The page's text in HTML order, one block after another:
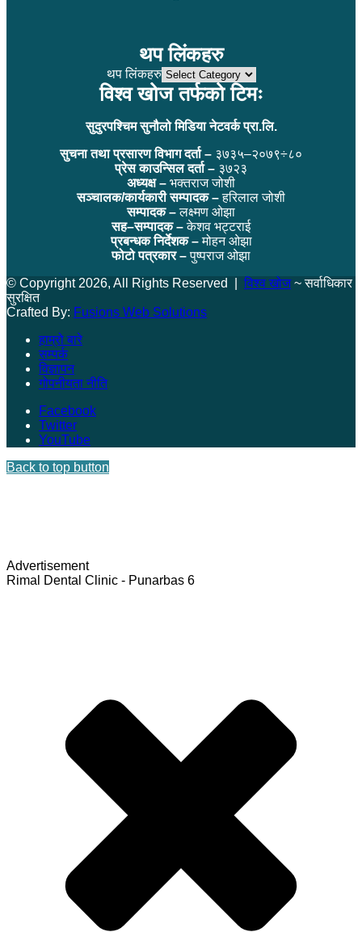
थप लिंकहरु
थप लिंकहरु
विश्व खोज तर्फको टिमः
सुदुरपश्चिम सुनौलो मिडिया नेटवर्क प्रा.लि.
सुचना तथा प्रसारण विभाग दर्ता – ३७३५–२०७९÷८०
प्रेस काउन्सिल दर्ता – ३७२३
अध्यक्ष – भक्तराज जोशी
सञ्चालक/कार्यकारी सम्पादक –हरिलाल जोशी
सम्पादक –लक्ष्मण ओझा
सह–सम्पादक –केशव भट्टराई
प्रबन्धक निर्देशक –मोहन ओझा
फोटो पत्रकार –पुष्पराज ओझा
© Copyright 2026, All Rights Reserved | विश्व खोज~ सर्वाधिकार
सुरक्षित
Crafted By: Fusions Web Solutions
हाम्रो बारे
सम्पर्क
विज्ञापन
गोपनीयता नीति
Facebook
Twitter
YouTube
Back to top button
Advertisement
Rimal Dental Clinic - Punarbas 6